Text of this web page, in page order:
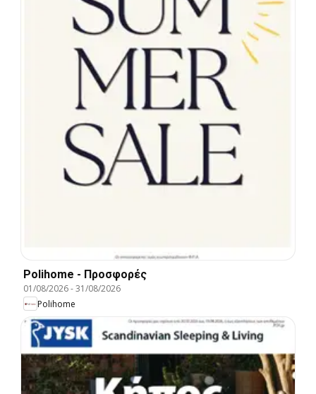
Polihome - Προσφορές
01/08/2026-31/08/2026
Polihome